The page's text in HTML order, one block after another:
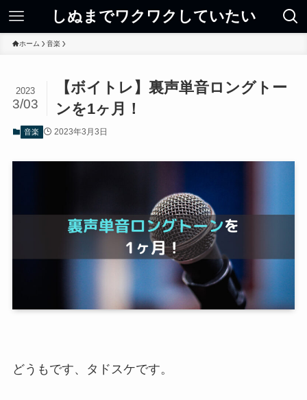
しぬまでワクワクしていたい
ホーム 音楽
【ボイトレ】裏声単音ロングトー
ンを1ヶ月！
2023
3/03
音楽 2023年3月3日
どうもです、タドスケです。